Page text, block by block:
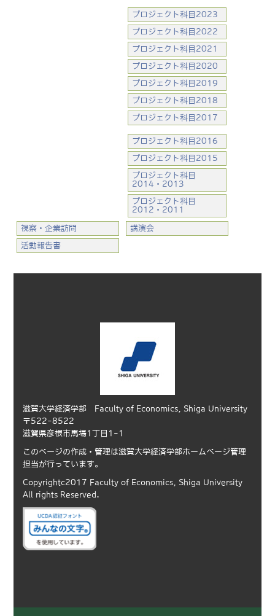
プロジェクト科目2023
プロジェクト科目2022
プロジェクト科目2021
プロジェクト科目2020
プロジェクト科目2019
プロジェクト科目2018
プロジェクト科目2017
プロジェクト科目2016
プロジェクト科目2015
プロジェクト科目
2014・2013
プロジェクト科目
2012・2011
視察・企業訪問 講演会
活動報告書
滋賀大学経済学部 Faculty of Economics, Shiga University
〒522-8522
滋賀県彦根市馬場1丁目1-1
このページの作成・管理は滋賀大学経済学部ホームページ管理
担当が行っています。
Copyrightc2017 Faculty of Economics, Shiga University
All rights Reserved.